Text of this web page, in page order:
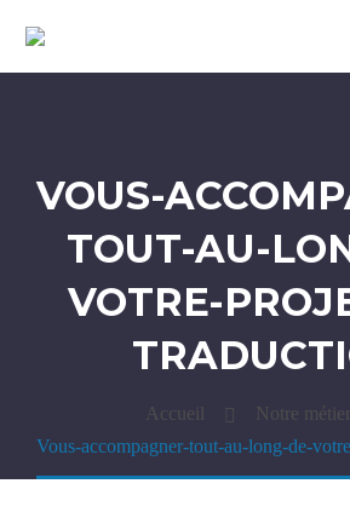
VOUS-
TOUT-AU-
VOTRE-
Accueil
Notre métier
Vous-accompagner-tout-au-long-de-